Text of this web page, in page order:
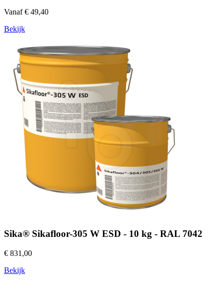
Vanaf € 49,40
Bekijk
Sika® Sikafloor-305 W ESD - 10 kg - RAL 7042
€ 831,00
Bekijk